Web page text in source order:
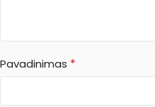
Pavadinimas *